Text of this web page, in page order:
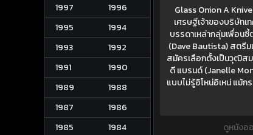
1997
1996
1995
1994
1993
1992
1991
1990
1989
1988
1987
1986
1985
1984
Glass Onion A
เศรษฐีเจ้าของบริษัท
บรรดาเหล่ากลุ่มเพื่อน
(Dave Bautista) สตรี
สมัครเลือกตั้งเป็นวุฒิสม
ดี แบรนด์ (Janelle
แบบไม่รู้อิโหน่อิเหน่ แม้ก
ดูหนังอ